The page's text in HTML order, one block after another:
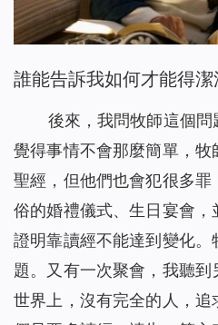
誰能告訴我如何才能得潔
後來，我問牧師這個
覺得事情不會那麼簡單，
聖經，但他們也會犯很多
俗的婚禮儀式、生日宴會
證明靠讀經不能達到變化
題。又有一次聚會，我聽
世界上，沒有完全的人，